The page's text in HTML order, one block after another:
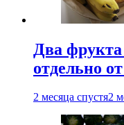
Два
отдельно
2 месяца спустя2